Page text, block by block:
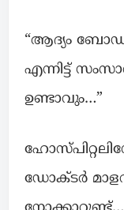
“ആദ്യം
എന്നിട്ട്
ഉണ്ടാവും…”
ഡോക്ടർ